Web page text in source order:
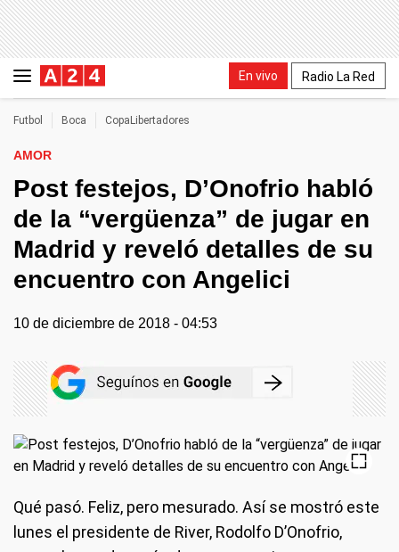
En vivo Radio La Red
Futbol Boca CopaLibertadores
AMOR
Post festejos, D’Onofrio habló
de la “vergüenza” de jugar en
Madrid y reveló detalles de su
encuentro con Angelici
10 de diciembre de 2018 - 04:53
Qué pasó. Feliz, pero mesurado. Así se mostró este
lunes el presidente de River, Rodolfo D’Onofrio,